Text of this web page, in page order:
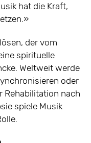
hat die Kraft,
der vom
spirituelle
Weltweit werde
oder
Rehabilitation nach
spiele Musik